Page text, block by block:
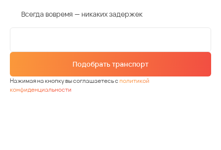
Всегда вовремя — никаких задержек
Подобрать транспорт
Нажимая на кнопку вы соглашаетесь сполитикой
конфиденциальности